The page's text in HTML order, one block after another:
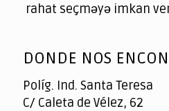
rahat seçməyə imkan
of
DONDE NOS
Políg. Ind. Santa Teresa
C/ Caleta de Vélez, 62